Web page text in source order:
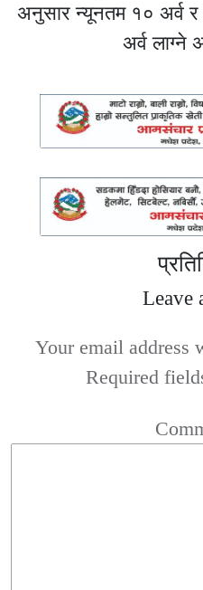
अनुसार न्यूनतम १० अर्व
अर्व लाग्ने
Leave
Your email address
Required